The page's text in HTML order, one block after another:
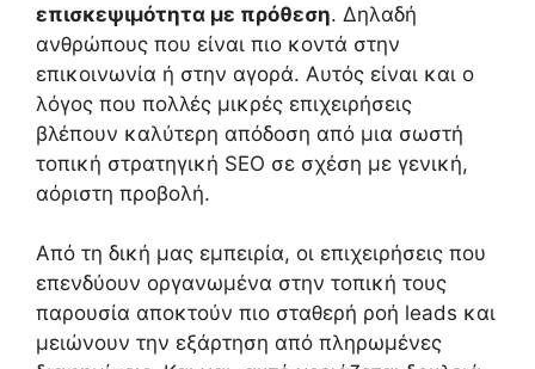
επισκεψιμότητα με πρόθεση. Δηλαδή
ανθρώπους που είναι πιο κοντά στην
επικοινωνία ή στην αγορά. Αυτός είναι και ο
λόγος που πολλές μικρές επιχειρήσεις
βλέπουν καλύτερη απόδοση από μια σωστή
τοπική στρατηγική SEO σε σχέση με γενική,
αόριστη προβολή.
Από τη δική μας εμπειρία, οι επιχειρήσεις που
επενδύουν οργανωμένα στην τοπική τους
παρουσία αποκτούν πιο σταθερή ροή leads και
μειώνουν την εξάρτηση από πληρωμένες